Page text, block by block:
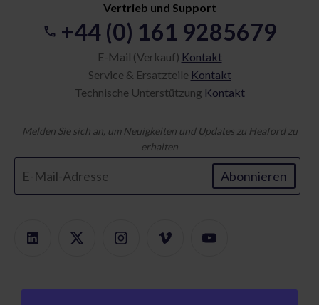
Vertrieb und Support
+44 (0) 161 9285679
E-Mail (Verkauf) Kontakt
Service & Ersatzteile Kontakt
Technische Unterstützung Kontakt
Melden Sie sich an, um Neuigkeiten und Updates zu Heaford zu
erhalten
Abonnieren
Produkte